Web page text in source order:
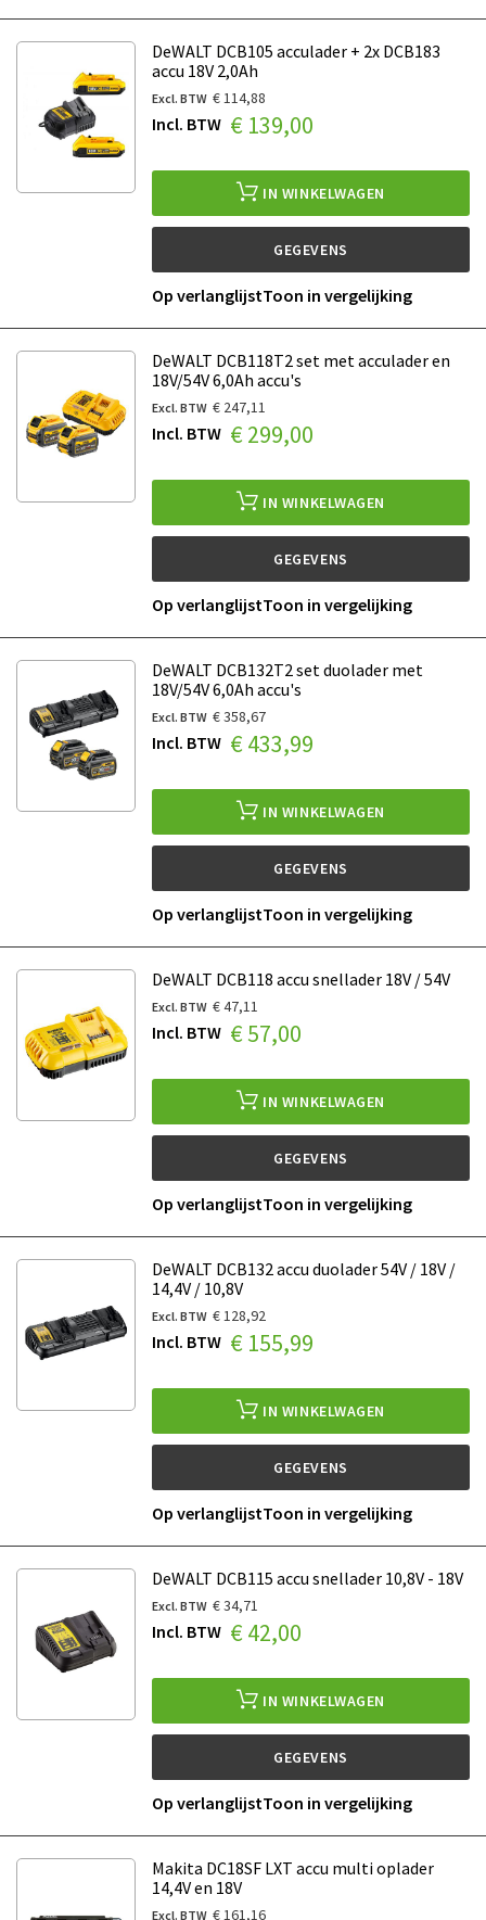
DeWALT DCB105 acculader + 2x DCB183
accu 18V 2,0Ah
€ 114,88
€ 139,00
IN WINKELWAGEN
GEGEVENS
Op verlanglijstToon in vergelijking
DeWALT DCB118T2 set met acculader en
18V/54V 6,0Ah accu's
€ 247,11
€ 299,00
IN WINKELWAGEN
GEGEVENS
Op verlanglijstToon in vergelijking
DeWALT DCB132T2 set duolader met
18V/54V 6,0Ah accu's
€ 358,67
€ 433,99
IN WINKELWAGEN
GEGEVENS
Op verlanglijstToon in vergelijking
DeWALT DCB118 accu snellader 18V / 54V
€ 47,11
€ 57,00
IN WINKELWAGEN
GEGEVENS
Op verlanglijstToon in vergelijking
DeWALT DCB132 accu duolader 54V / 18V /
14,4V / 10,8V
€ 128,92
€ 155,99
IN WINKELWAGEN
GEGEVENS
Op verlanglijstToon in vergelijking
DeWALT DCB115 accu snellader 10,8V - 18V
€ 34,71
€ 42,00
IN WINKELWAGEN
GEGEVENS
Op verlanglijstToon in vergelijking
Makita DC18SF LXT accu multi oplader
14,4V en 18V
€ 161,16